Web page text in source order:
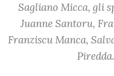
Sagliano Micca, gli
Juanne Santoru,
Franziscu Manca,
Piredda.